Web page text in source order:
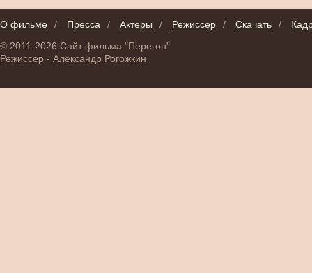
О фильме / Пресса / Актеры / Режиссер / Скачать /
© 2011-2026 Сайт фильма "Перегон"
Режиссер - Александр Рогожкин